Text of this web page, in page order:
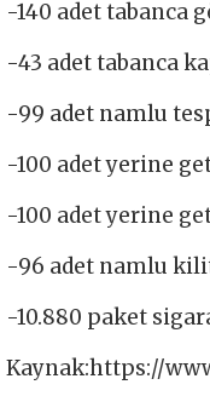
-140 adet tabanca
-43 adet tabanca
-99 adet namlu
-100 adet yerine
-100 adet yerine
-96 adet namlu
-10.880 paket
Kaynak:https://